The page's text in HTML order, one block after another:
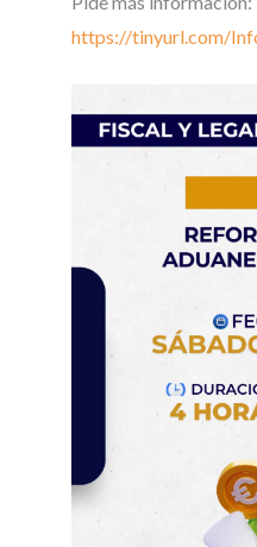
https://tinyurl.com/